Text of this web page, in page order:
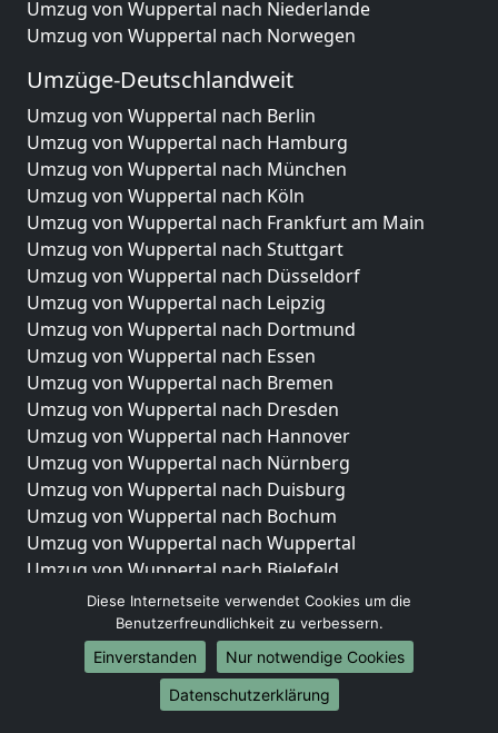
Umzug von Wuppertal nach Niederlande
Umzug von Wuppertal nach Norwegen
Umzüge-Deutschlandweit
Umzug von Wuppertal nach Berlin
Umzug von Wuppertal nach Hamburg
Umzug von Wuppertal nach München
Umzug von Wuppertal nach Köln
Umzug von Wuppertal nach Frankfurt am Main
Umzug von Wuppertal nach Stuttgart
Umzug von Wuppertal nach Düsseldorf
Umzug von Wuppertal nach Leipzig
Umzug von Wuppertal nach Dortmund
Umzug von Wuppertal nach Essen
Umzug von Wuppertal nach Bremen
Umzug von Wuppertal nach Dresden
Umzug von Wuppertal nach Hannover
Umzug von Wuppertal nach Nürnberg
Umzug von Wuppertal nach Duisburg
Umzug von Wuppertal nach Bochum
Umzug von Wuppertal nach Wuppertal
Umzug von Wuppertal nach Bielefeld
Umzug von Wuppertal nach Bonn
Umzug von Wuppertal nach Münster
Internationale-Umzüge
Umzug von Wuppertal nach Brasilien
Diese Internetseite verwendet Cookies um die
Benutzerfreundlichkeit zu verbessern.
Einverstanden
Nur notwendige Cookies
Datenschutzerklärung